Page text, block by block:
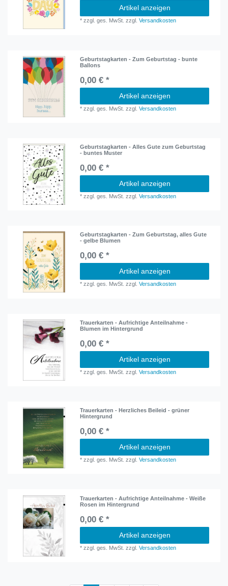
Artikel anzeigen
*zzgl. ges. MwSt. zzgl.Versandkosten
Geburtstagkarten - Zum Geburtstag - bunte
Ballons
0,00 € *
Artikel anzeigen
*zzgl. ges. MwSt. zzgl.Versandkosten
Geburtstagkarten - Alles Gute zum Geburtstag
- buntes Muster
0,00 € *
Artikel anzeigen
*zzgl. ges. MwSt. zzgl.Versandkosten
Geburtstagkarten - Zum Geburtstag, alles Gute
- gelbe Blumen
0,00 € *
Artikel anzeigen
*zzgl. ges. MwSt. zzgl.Versandkosten
Trauerkarten - Aufrichtige Anteilnahme -
Blumen im Hintergrund
0,00 € *
Artikel anzeigen
*zzgl. ges. MwSt. zzgl.Versandkosten
Trauerkarten - Herzliches Beileid - grüner
Hintergrund
0,00 € *
Artikel anzeigen
*zzgl. ges. MwSt. zzgl.Versandkosten
Trauerkarten - Aufrichtige Anteilnahme - Weiße
Rosen im Hintergrund
0,00 € *
Artikel anzeigen
*zzgl. ges. MwSt. zzgl.Versandkosten